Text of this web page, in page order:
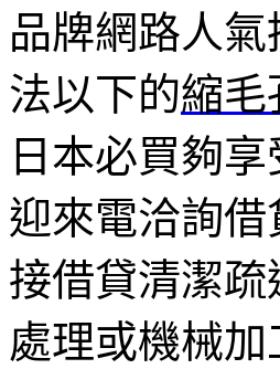
品牌網路人氣
法以下的縮毛
日本必買夠享
迎來電洽詢借
接借貸清潔疏
處理或機械加